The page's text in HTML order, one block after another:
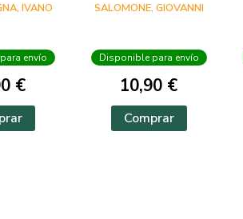
IVANO
envío
€
SALOMONE, GIOVANNI
Disponible para envío
10,90 €
Comprar